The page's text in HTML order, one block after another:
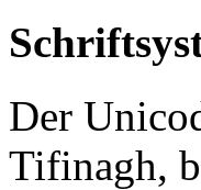
Der
Tifinagh,